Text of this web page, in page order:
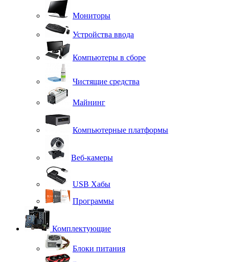
Мониторы
Устройства ввода
Компьютеры в сборе
Чистящие средства
Майнинг
Компьютерные платформы
Веб-камеры
USB Хабы
Программы
Комплектующие
Блоки питания